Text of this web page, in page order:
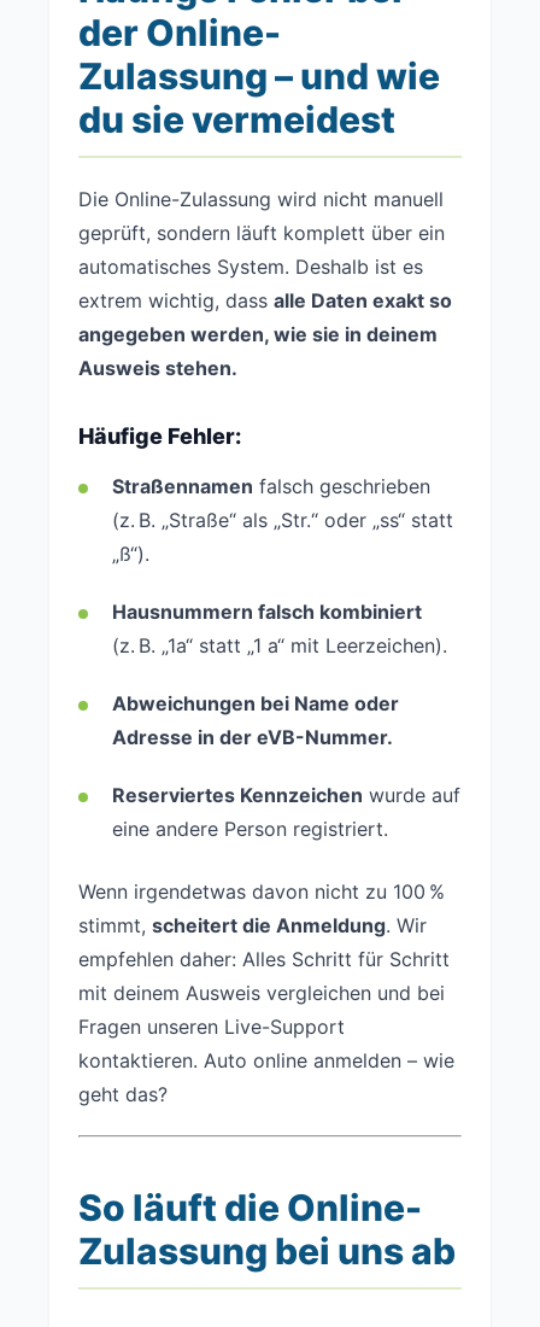
der Online-
Zulassung – und wie
du sie vermeidest
Die Online-Zulassung wird nicht manuell
geprüft, sondern läuft komplett über ein
automatisches System. Deshalb ist es
extrem wichtig, dass alle Daten exakt so
angegeben werden, wie sie in deinem
Ausweis stehen.
Häufige Fehler:
Straßennamen falsch geschrieben
(z. B. „Straße“ als „Str.“ oder „ss“ statt
„ß“).
Hausnummern falsch kombiniert
(z. B. „1a“ statt „1 a“ mit Leerzeichen).
Abweichungen bei Name oder
Adresse in der eVB-Nummer.
Reserviertes Kennzeichen wurde auf
eine andere Person registriert.
Wenn irgendetwas davon nicht zu 100 %
stimmt, scheitert die Anmeldung. Wir
empfehlen daher: Alles Schritt für Schritt
mit deinem Ausweis vergleichen und bei
Fragen unseren Live-Support
kontaktieren. Auto online anmelden – wie
geht das?
So läuft die Online-
Zulassung bei uns ab